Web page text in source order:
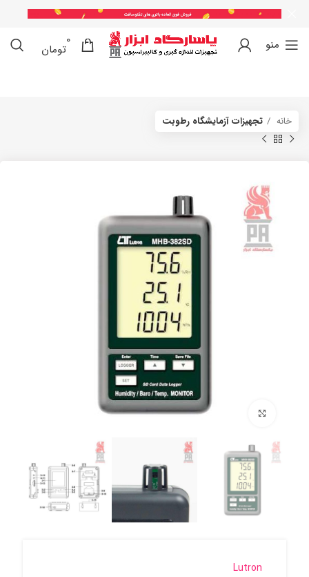
منو 0
0
تومان
خانه تجهیزات آزمایشگاه رطوبت
برای بزرگنمایی کلیک کنید
Lutron